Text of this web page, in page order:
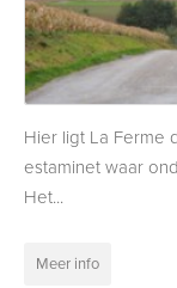
Hier ligt La Ferme
estaminet waar
Het...
Meer info